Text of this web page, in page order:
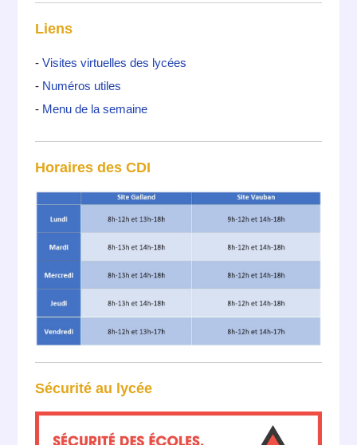
Liens
- Visites virtuelles des lycées
- Numéros utiles
- Menu de la semaine
Horaires des CDI
Sécurité au lycée